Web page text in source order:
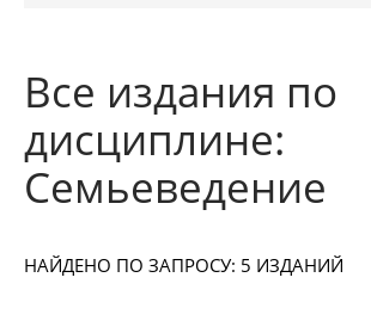
Все издания по
дисциплине:
Семьеведение
НАЙДЕНО ПО ЗАПРОСУ: 5 ИЗДАНИЙ